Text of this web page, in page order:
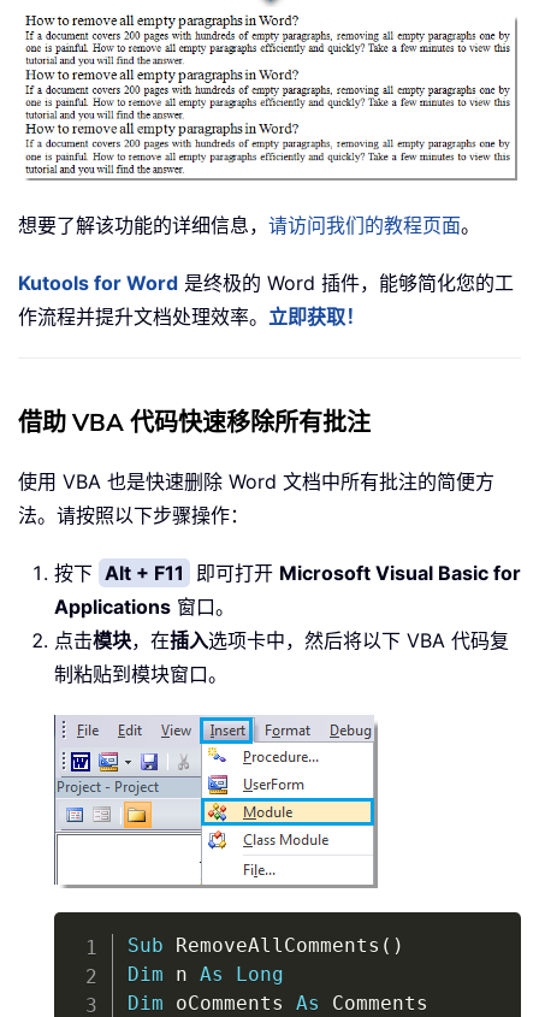
想要了解该功能的详细信息， 请访问我们的教程页面。
Kutools for Word 是终极的 Word 插件，能够简化您的工
作流程并提升文档处理效率。 立即获取！
借助 VBA 代码快速移除所有批注
使用 VBA 也是快速删除 Word 文档中所有批注的简便方
法。请按照以下步骤操作：
按下 Alt + F11 即可打开 Microsoft Visual Basic for
Applications 窗口。
点击模块，在插入选项卡中，然后将以下 VBA 代码复
制粘贴到模块窗口。
Sub RemoveAllComments ( )
Dim n As
Long
Dim oComments As